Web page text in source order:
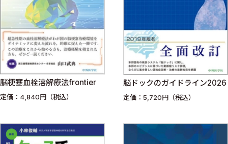
脳梗塞血栓溶解療法frontier
定価：4,840円（税込）
脳ドックのガイドライン2026
定価：5,720円（税込）